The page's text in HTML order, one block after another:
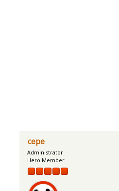
cepe
Administrator
Hero Member